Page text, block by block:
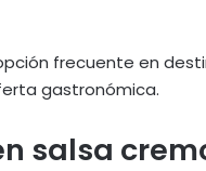
frecuente en
gastronómica.
salsa